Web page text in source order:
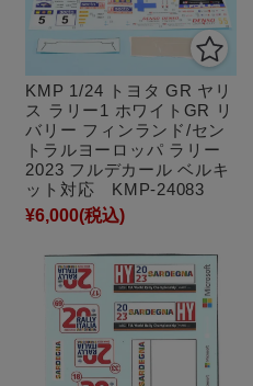
KMP 1/24 トヨタ GR ヤリ
ス ラリー1 ホワイトGR リ
バリー フィンランド/セン
トラルヨーロッパ ラリー
2023 フルデカール ベルキ
ット対応 KMP-24083
¥6,000(税込)